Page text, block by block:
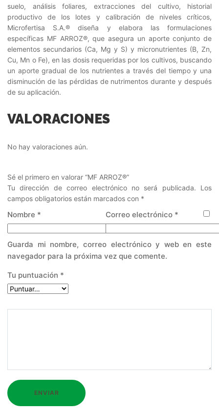
suelo, análisis foliares, extracciones del cultivo, historial
productivo de los lotes y calibración de niveles críticos,
Microfertisa S.A.® diseña y elabora las formulaciones
específicas MF ARROZ®, que asegura un aporte conjunto de
elementos secundarios (Ca, Mg y S) y micronutrientes (B, Zn,
Cu, Mn o Fe), en las dosis requeridas por los cultivos, buscando
un aporte gradual de los nutrientes a través del tiempo y una
disminución de las pérdidas de nutrimentos durante y después
de su aplicación.
VALORACIONES
No hay valoraciones aún.
Sé el primero en valorar “MF ARROZ®”
Tu dirección de correo electrónico no será publicada.
Los
campos obligatorios están marcados con *
Nombre * Correo electrónico *
Guarda mi nombre, correo electrónico y web en este
navegador para la próxima vez que comente.
Tu puntuación *